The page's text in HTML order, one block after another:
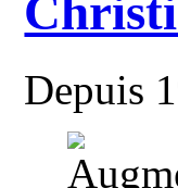
Depuis